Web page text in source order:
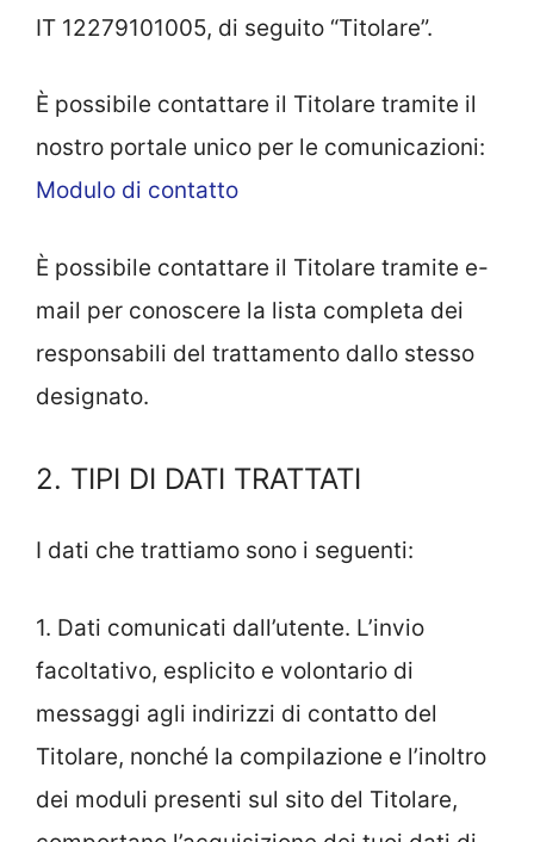
IT 12279101005, di seguito “Titolare”.
È possibile contattare il Titolare tramite il
nostro portale unico per le comunicazioni:
Modulo di contatto
È possibile contattare il Titolare tramite e-
mail per conoscere la lista completa dei
responsabili del trattamento dallo stesso
designato.
2. TIPI DI DATI TRATTATI
I dati che trattiamo sono i seguenti:
1. Dati comunicati dall’utente. L’invio
facoltativo, esplicito e volontario di
messaggi agli indirizzi di contatto del
Titolare, nonché la compilazione e l’inoltro
dei moduli presenti sul sito del Titolare,